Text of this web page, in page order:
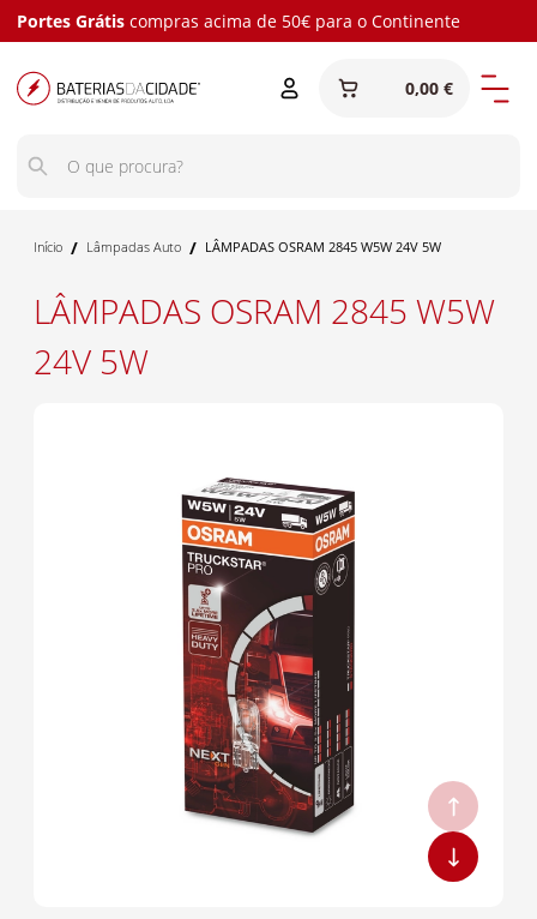
Portes Grátis compras acima de 50€ para o Continente
0,00 €
Início / Lâmpadas Auto / LÂMPADAS OSRAM 2845 W5W 24V 5W
LÂMPADAS OSRAM 2845 W5W
24V 5W